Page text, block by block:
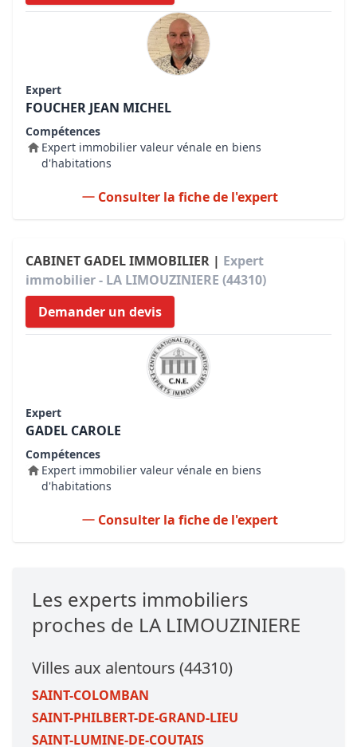
Expert
FOUCHER JEAN MICHEL
Compétences
Expert immobilier valeur vénale en biens
d'habitations
Consulter la fiche de l'expert
CABINET GADEL IMMOBILIER | Expert
immobilier - LA LIMOUZINIERE (44310)
Demander un devis
Expert
GADEL CAROLE
Compétences
Expert immobilier valeur vénale en biens
d'habitations
Consulter la fiche de l'expert
Les experts immobiliers
proches de LA LIMOUZINIERE
Villes aux alentours (44310)
SAINT-COLOMBAN
SAINT-PHILBERT-DE-GRAND-LIEU
SAINT-LUMINE-DE-COUTAIS